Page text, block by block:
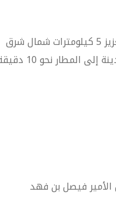
يقع مطار الملك عبد الله بن عبد العزيز 5 كيلومترات شمال شرق
نحو 10 دقيقة.
فيصل بن فهد